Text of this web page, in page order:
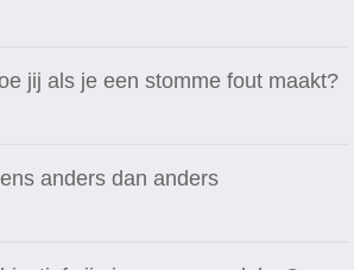
jij als je een stomme fout maakt?
anders dan anders